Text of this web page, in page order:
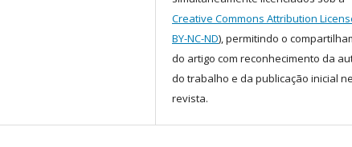
Creative Commons Attribution
BY-NC-ND), permitindo o
do artigo com reconhecimento da
do trabalho e da publicação inicial
revista.